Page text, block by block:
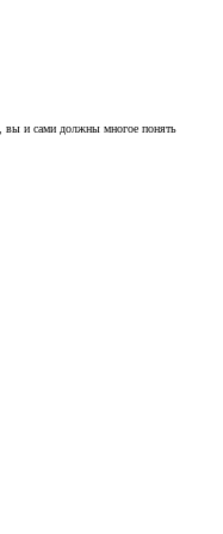
вы и сами должны многое понять